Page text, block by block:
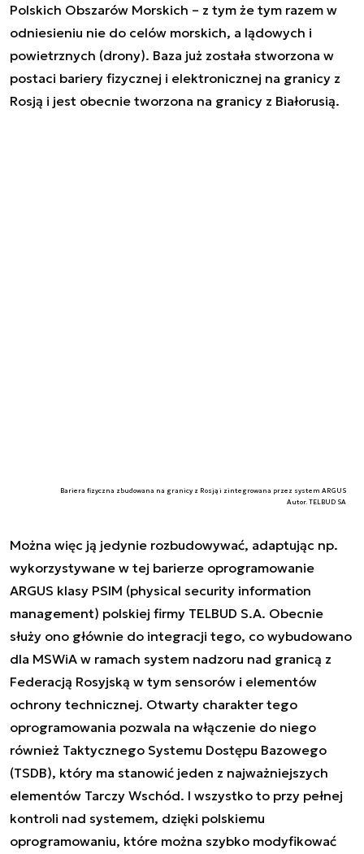
Polskich Obszarów Morskich – z tym że tym razem w
odniesieniu nie do celów morskich, a lądowych i
powietrznych (drony). Baza już została stworzona w
postaci bariery fizycznej i elektronicznej na granicy z
Rosją i jest obecnie tworzona na granicy z Białorusią.
Bariera fizyczna zbudowana na granicy z Rosją i zintegrowana przez system ARGUS
Autor. TELBUD SA
Można więc ją jedynie rozbudowywać, adaptując np.
wykorzystywane w tej barierze oprogramowanie
ARGUS klasy PSIM (physical security information
management) polskiej firmy TELBUD S.A. Obecnie
służy ono głównie do integracji tego, co wybudowano
dla MSWiA w ramach system nadzoru nad granicą z
Federacją Rosyjską w tym sensorów i elementów
ochrony technicznej. Otwarty charakter tego
oprogramowania pozwala na włączenie do niego
również Taktycznego Systemu Dostępu Bazowego
(TSDB), który ma stanowić jeden z najważniejszych
elementów Tarczy Wschód. I wszystko to przy pełnej
kontroli nad systemem, dzięki polskiemu
oprogramowaniu, które można szybko modyfikować